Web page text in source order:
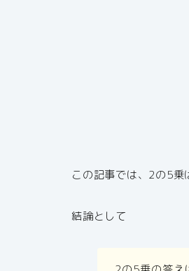
この記事では、2の5乗
結論として